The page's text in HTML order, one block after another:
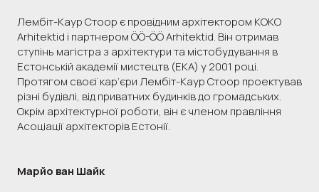
Лембіт-Каур Стоор є провідним архітектором KOKO
Arhitektid і партнером ÖÖ-ÖÖ Arhitektid. Він отримав
ступінь магістра з архітектури та містобудування в
Естонській академії мистецтв (EKA) у 2001 році.
Протягом своєї кар’єри Лембіт-Каур Стоор проектував
різні будівлі, від приватних будинків до громадських.
Окрім архітектурної роботи, він є членом правління
Асоціації архітекторів Естонії.
Марйо ван Шайк